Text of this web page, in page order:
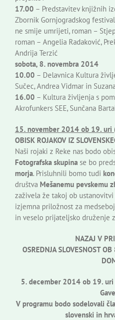
17.00 – Predstavitev knjižnih
Zbornik Gornjogradskog
ne smije umrijeti, roman –
roman – Angelia Radaković,
Andrija Terzić
sobota, 8. novembra 2014
10.00 – Delavnica Kultura
Sučec, Andrea Vidmar in
16.00 – Kultura življenja s
Akrofunkers SEE, Sunčana
15. november 2014 ob 19. uri
OBISK ROJAKOV IZ
Naši rojaki z Reke nas bodo
Fotografska skupina se bo
morja. Prisluhnili bomo tudi
društva Mešanemu pevskemu
zaživela že takoj ob
izjemna priložnost za
in veselo prijateljsko druženje
NAZAJ V
OSREDNJA SLOVESNOST
5. december 2014 ob 19.
V programu bodo sodelovali
slovenski in